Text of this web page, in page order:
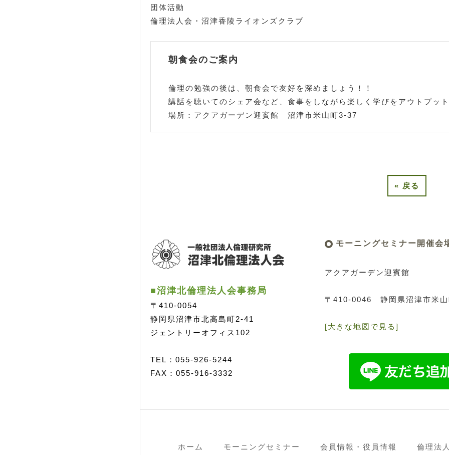
団体活動
倫理法人会・沼津香陵ライオンズクラブ
朝食会のご案内
倫理の勉強の後は、朝食会で友好を深めましょう！！
講話を聴いてのシェア会など、食事をしながら楽しく学びをアウトプッ
場所：アクアガーデン迎賓館 沼津市米山町3-37
« 戻る
■沼津北倫理法人会事務局
〒410-0054
静岡県沼津市北高島町2-41
ジェントリーオフィス102
TEL：055-926-5244
FAX：055-916-3332
モーニングセミナー開催会
アクアガーデン迎賓館
〒410-0046 静岡県沼津市米
[大きな地図で見る]
ホーム モーニングセミナー 会員情報・役員情報 倫理法